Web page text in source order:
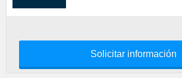
Solicitar información